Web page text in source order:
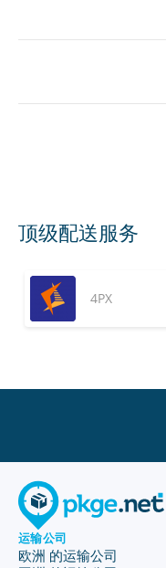
顶级配送服务
4PX
运输公司
欧洲 的运输公司